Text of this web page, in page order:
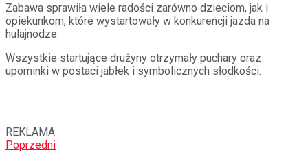
Zabawa sprawiła wiele radości zarówno dzieciom, jak i
opiekunkom, które wystartowały w konkurencji jazda na
hulajnodze.
Wszystkie startujące drużyny otrzymały puchary oraz
upominki w postaci jabłek i symbolicznych słodkości.
REKLAMA
Poprzedni